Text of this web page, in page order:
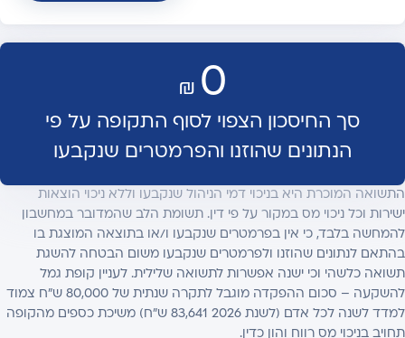
₪ 0
סך החיסכון הצפוי לסוף התקופה על פי
הנתונים שהוזנו והפרמטרים שנקבעו
התשואה המוכרת היא בניכוי דמי הניהול שנקבעו וללא ניכוי הוצאות
ישירות וכל ניכוי מס במקור על פי דין. תשומת הלב שהמדובר במחשבון
להמחשה בלבד, כי אין בפרמטרים שנקבעו ו/או בתוצאה המוצגת בו
בהתאם לנתונים שהוזנו ולפרמטרים שנקבעו משום הבטחה להשגת
תשואה כלשהי וכי ישנה אפשרות לתשואה שלילית. לעניין קופת גמל
להשקעה – סכום ההפקדה מוגבל לתקרה שנתית של 80,000 ש"ח צמוד
למדד לשנה לכל אדם (לשנת 2026 83,641 ש"ח) משיכת כספים מהקופה
תחויב בניכוי מס רווח והון כדין.